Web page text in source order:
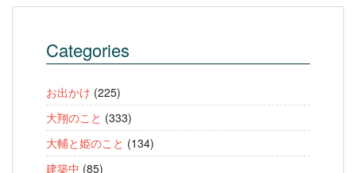
Categories
お出かけ (225)
大翔のこと (333)
大輔と姫のこと (134)
建築中 (85)